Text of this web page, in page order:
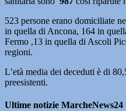
523 persone erano domiciliate
in quella di Ancona, 164 in
Fermo ,13 in quella di Ascoli
regioni.
L’età media dei deceduti è di
preesistenti.
Ultime notizie MarcheNews24